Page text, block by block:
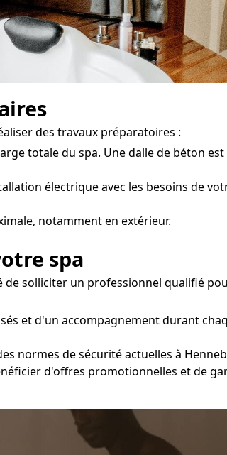
des travaux préparatoires :
totale du spa. Une dalle de béton
électrique avec les besoins de
notamment en extérieur.
spa
solliciter un professionnel qualifié
et d'un accompagnement durant
normes de sécurité actuelles à
d'offres promotionnelles et de